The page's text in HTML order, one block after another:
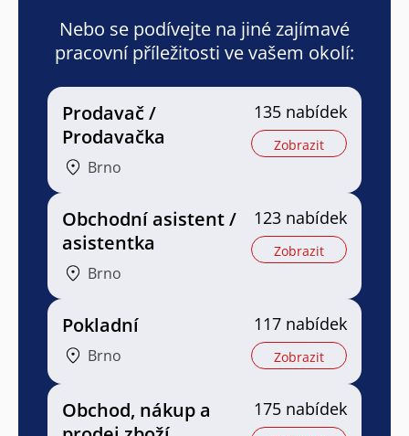
Nebo se podívejte na jiné zajímavé
pracovní příležitosti ve vašem okolí:
Prodavač /
Prodavačka
Brno
135 nabídek
Zobrazit
Obchodní asistent /
asistentka
Brno
123 nabídek
Zobrazit
Pokladní
Brno
117 nabídek
Zobrazit
Obchod, nákup a
175 nabídek